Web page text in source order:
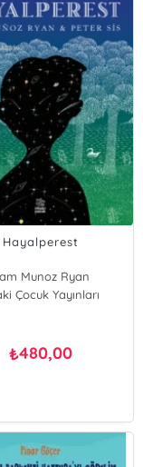
Hayalperest
Munoz Ryan
Çocuk Yayınları
₺480,00